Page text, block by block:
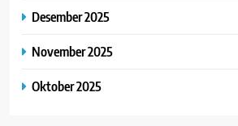
Desember 2025
November 2025
Oktober 2025